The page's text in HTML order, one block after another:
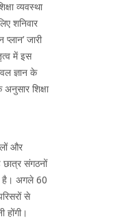
व्यवस्था
शनिवार
जारी
में इस
ज्ञान के
शिक्षा
और
छात्र संगठनों
है। अगले 60
से
होंगी।